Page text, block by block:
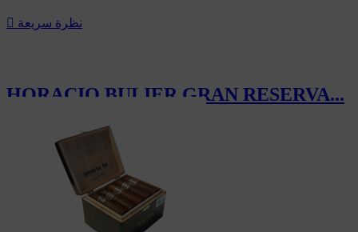
 نظرة سريعة
HORACIO BULIER GRAN RESERVA...